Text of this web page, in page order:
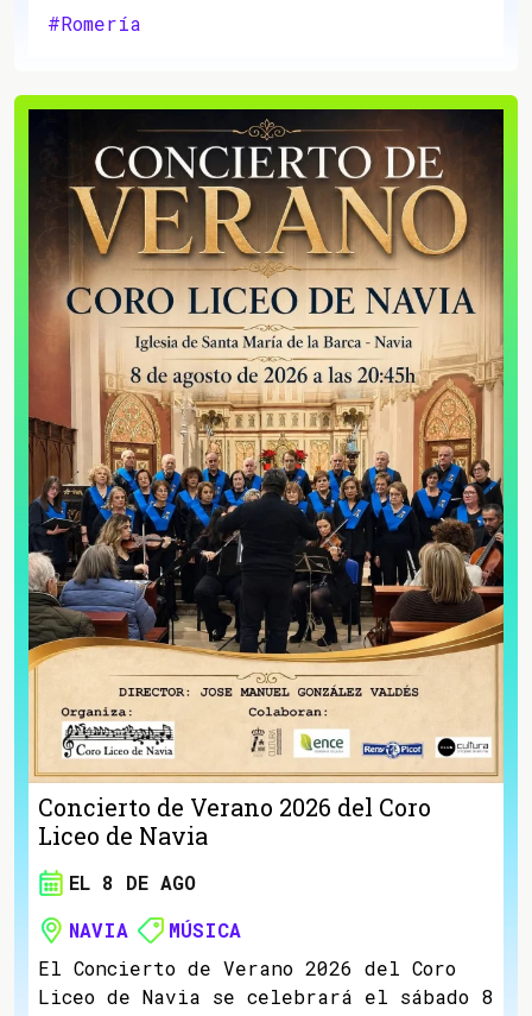
#Romería
Concierto de Verano 2026 del Coro
Liceo de Navia
EL 8 DE AGO
NAVIA
MÚSICA
El Concierto de Verano 2026 del Coro
Liceo de Navia se celebrará el sábado 8